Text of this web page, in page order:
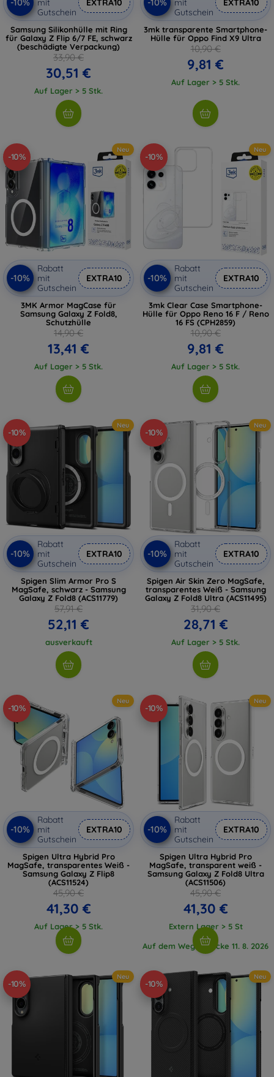
Gutschein
Samsung Silikonhülle mit Ring
für Galaxy Z Flip 6/7 FE, schwarz
(beschädigte Verpackung)
33,90 €
30,51 €
Auf Lager > 5 Stk.
Gutschein
3mk transparente Smartphone-
Hülle für Oppo Find X9 Ultra
10,90 €
9,81 €
Auf Lager > 5 Stk.
-10%
Neu
-10%
Rabatt
mit
Gutschein
EXTRA10
3MK Armor MagCase für
Samsung Galaxy Z Fold8,
Schutzhülle
14,90 €
13,41 €
Auf Lager > 5 Stk.
-10%
Neu
-10%
Rabatt
mit
Gutschein
EXTRA10
3mk Clear Case Smartphone-
Hülle für Oppo Reno 16 F / Reno
16 FS (CPH2859)
10,90 €
9,81 €
Auf Lager > 5 Stk.
-10%
Neu
-10%
Rabatt
mit
Gutschein
EXTRA10
Spigen Slim Armor Pro S
MagSafe, schwarz - Samsung
Galaxy Z Fold8 (ACS11779)
57,91 €
52,11 €
ausverkauft
-10%
Neu
-10%
Rabatt
mit
Gutschein
EXTRA10
Spigen Air Skin Zero MagSafe,
transparentes Weiß - Samsung
Galaxy Z Fold8 Ultra (ACS11495)
31,90 €
28,71 €
Auf Lager > 5 Stk.
-10%
Neu
-10%
Rabatt
mit
Gutschein
EXTRA10
Spigen Ultra Hybrid Pro
MagSafe, transparentes Weiß -
Samsung Galaxy Z Flip8
(ACS11524)
45,90 €
41,30 €
Auf Lager > 5 Stk.
-10%
Neu
-10%
Rabatt
mit
Gutschein
EXTRA10
Spigen Ultra Hybrid Pro
MagSafe, transparent weiß -
Samsung Galaxy Z Fold8 Ultra
(ACS11506)
45,90 €
41,30 €
Extern Lager > 5 St
Auf dem Weg 1 Stücke 11. 8. 2026
-10%
Neu
-10%
Neu